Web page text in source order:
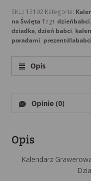
Babi Kącik
Grubno 37A/6
86-212 Polska
Polska
SKU: 13192 Kategorie:
na ŚwiętaTagi: dzieńbabci,
dziadka, dzień babci,
poradami, prezentdlababci
Opis
Opinie (0)
Opis
Kalendarz